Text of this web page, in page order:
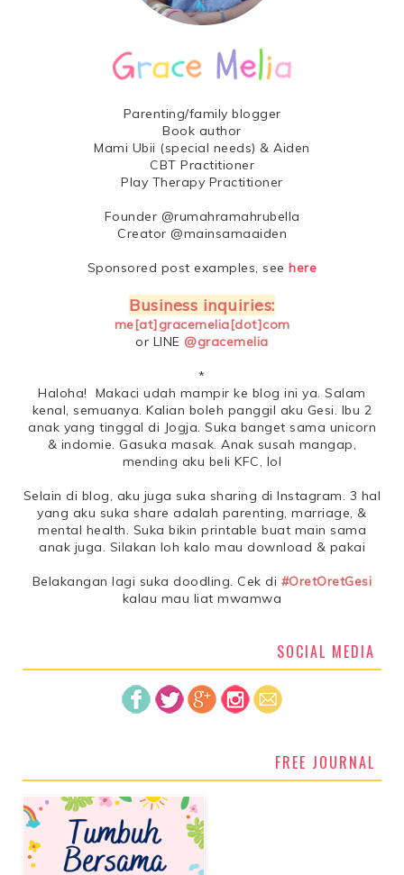
Parenting/family blogger
Book author
Mami Ubii (special needs) & Aiden
CBT Practitioner
Play Therapy Practitioner
Founder @rumahramahrubella
Creator @mainsamaaiden
Sponsored post examples, seehere
Business inquiries:
me[at]gracemelia[dot]com
or LINE @gracemelia
*
Haloha! Makaci udah mampir ke blog ini ya. Salam
kenal, semuanya. Kalian boleh panggil aku Gesi. Ibu 2
anak yang tinggal di Jogja. Suka banget sama unicorn
& indomie. Gasuka masak. Anak susah mangap,
mending aku beli KFC, lol
Selain di blog, aku juga suka sharing di Instagram. 3 hal
yang aku suka share adalah parenting, marriage, &
mental health. Suka bikin printable buat main sama
anak juga. Silakan loh kalo mau download & pakai
Belakangan lagi suka doodling. Cek di #OretOretGesi
kalau mau liat mwamwa
SOCIAL MEDIA
FREE JOURNAL